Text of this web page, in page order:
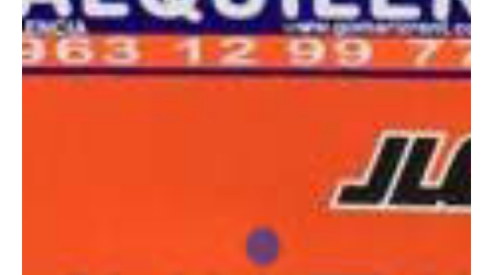
¿Te interesa
Rellena este formulario y recibiremos tu solicitud
sobre esta máquina para ponernos en contacto